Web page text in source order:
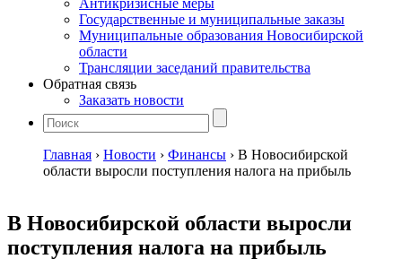
Антикризисные меры
Государственные и муниципальные заказы
Муниципальные образования Новосибирской
области
Трансляции заседаний правительства
Обратная связь
Заказать новости
Главная › Новости › Финансы › В Новосибирской
области выросли поступления налога на прибыль
В Новосибирской области выросли
поступления налога на прибыль